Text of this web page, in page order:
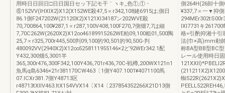
用時日日回日□日日国日セッ下記モ干｀ヽキ_色①,①・
⑥152VV(lHXIX2)X12(X152WE殺47,5∝r342,108姥6915は;側日
86.1側F247202W(21120X2)X121Xl34187ン202WVE殺
70,700864,100¥287,1∝r287,100V408,100F270,7側畑7,7は細
7,70C262W(2620X2)X12∞46189915262WE粕09,100粗01,500陶
25,7∝r325,700r445,500判09,100的90,501的90,50G‐判
480092VV(2940X2)X12∞5258111955146×2ど92WEr342.1配
Y432,300畑5,3001半
365,300r476,300F342,100Y436,701r436,70C‐戦樽,200WX121n1
魚馬q島6346×21r381170CW463〔1側Y407.1001¥4071100馬
07.lCXr381.7側Y48713区
r48713tXllV463.ltX154VVX14〔X14〔237854352266X21D13側
側264H(26卸十
¥337,7∝一▼抑側
lXl7731キ
格=引酌抑湘十引
法(巾×高)mm勅
称BA型BB型BC
レール使用時日
蜘